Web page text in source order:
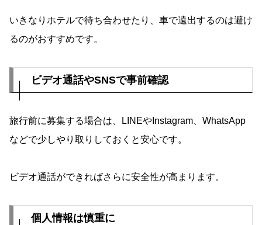
いきなりホテルで待ち合わせたり、車で遠出するのは避け
るのがおすすめです。
ビデオ通話やSNSで事前確認
旅行前に募集する場合は、LINEやInstagram、WhatsApp
などで少しやり取りしておくと安心です。
ビデオ通話ができればさらに安全性が高まります。
個人情報は慎重に